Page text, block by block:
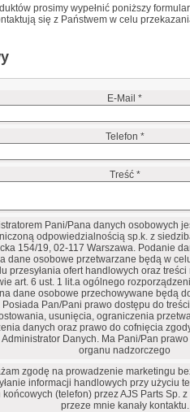
prosimy wypełnić poniższy
się z Państwem w celu
E-Mail *
Telefon *
Treść *
Pani/Pana danych osobowych
odpowiedzialnością sp.k. z
154/19, 02-117 Warszawa. Podanie
dane osobowe przetwarzane będą w
przesyłania ofert handlowych oraz
art. 6 ust. 1 lit.a ogólnego
dane osobowe przechowywane będą
Posiada Pan/Pani prawo dostępu do
usunięcia, ograniczenia
danych oraz prawo do cofnięcia
Danych. Ma Pani/Pan
organu nadzorczego
zgodę na prowadzenie marketingu
informacji handlowych przy użyciu
(telefon) przez AJS Parts Sp.
przeze mnie kanały kontaktu.